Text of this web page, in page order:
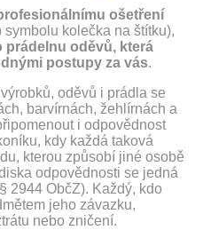
ošetření
symbolu kolečka na štítku),
oděvů, která
postupy za vás.
oděvů i prádla se
barvírnách, žehlírnách a
i odpovědnost
kdy každá taková
kterou způsobí jiné osobě
odpovědnosti se jedná
2944 ObčZ). Každý, kdo
jeho závazku,
nebo zničení.